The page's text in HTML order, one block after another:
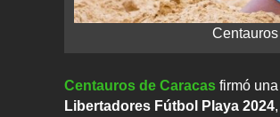
Centauros de Caracas firmó
Libertadores Fútbol Playa 2024